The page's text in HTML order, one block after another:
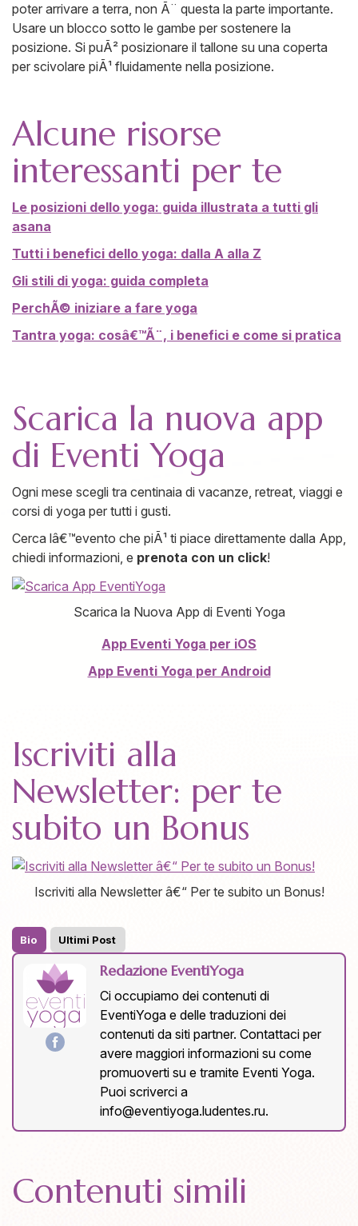
poter arrivare a terra, non Ã¨ questa la parte importante.
Usare un blocco sotto le gambe per sostenere la
posizione. Si puÃ² posizionare il tallone su una coperta
per scivolare piÃ¹ fluidamente nella posizione.
Alcune risorse
interessanti per te
Le posizioni dello yoga: guida illustrata a tutti gli
asana
Tutti i benefici dello yoga: dalla A alla Z
Gli stili di yoga: guida completa
PerchÃ© iniziare a fare yoga
Tantra yoga: cosâ€™Ã¨, i benefici e come si pratica
Scarica la nuova app
di Eventi Yoga
Ogni mese scegli tra centinaia di vacanze, retreat, viaggi e
corsi di yoga per tutti i gusti.
Cerca lâ€™evento che piÃ¹ ti piace direttamente dalla App,
chiedi informazioni, e prenota con un click!
Scarica la Nuova App di Eventi Yoga
App Eventi Yoga per iOS
App Eventi Yoga per Android
Iscriviti alla
Newsletter: per te
subito un Bonus
Iscriviti alla Newsletter â€“ Per te subito un Bonus!
Bio Ultimi Post
Redazione EventiYoga
Ci occupiamo dei contenuti di
EventiYoga e delle traduzioni dei
contenuti da siti partner. Contattaci per
avere maggiori informazioni su come
promuoverti su e tramite Eventi Yoga.
Puoi scriverci a
info@eventiyoga.ludentes.ru.
Contenuti simili